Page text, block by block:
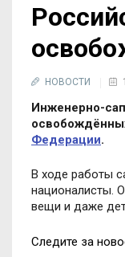
НОВОСТИ
Инженерно-
Федерации.
В ходе работы
националисты.
вещи и даже
Следите за